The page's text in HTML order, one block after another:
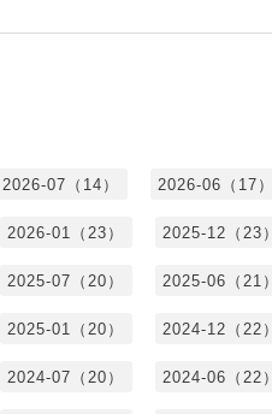
2026-07（14） 2026-06（17）
2026-01（23） 2025-12（23）
2025-07（20） 2025-06（21）
2025-01（20） 2024-12（22）
2024-07（20） 2024-06（22）